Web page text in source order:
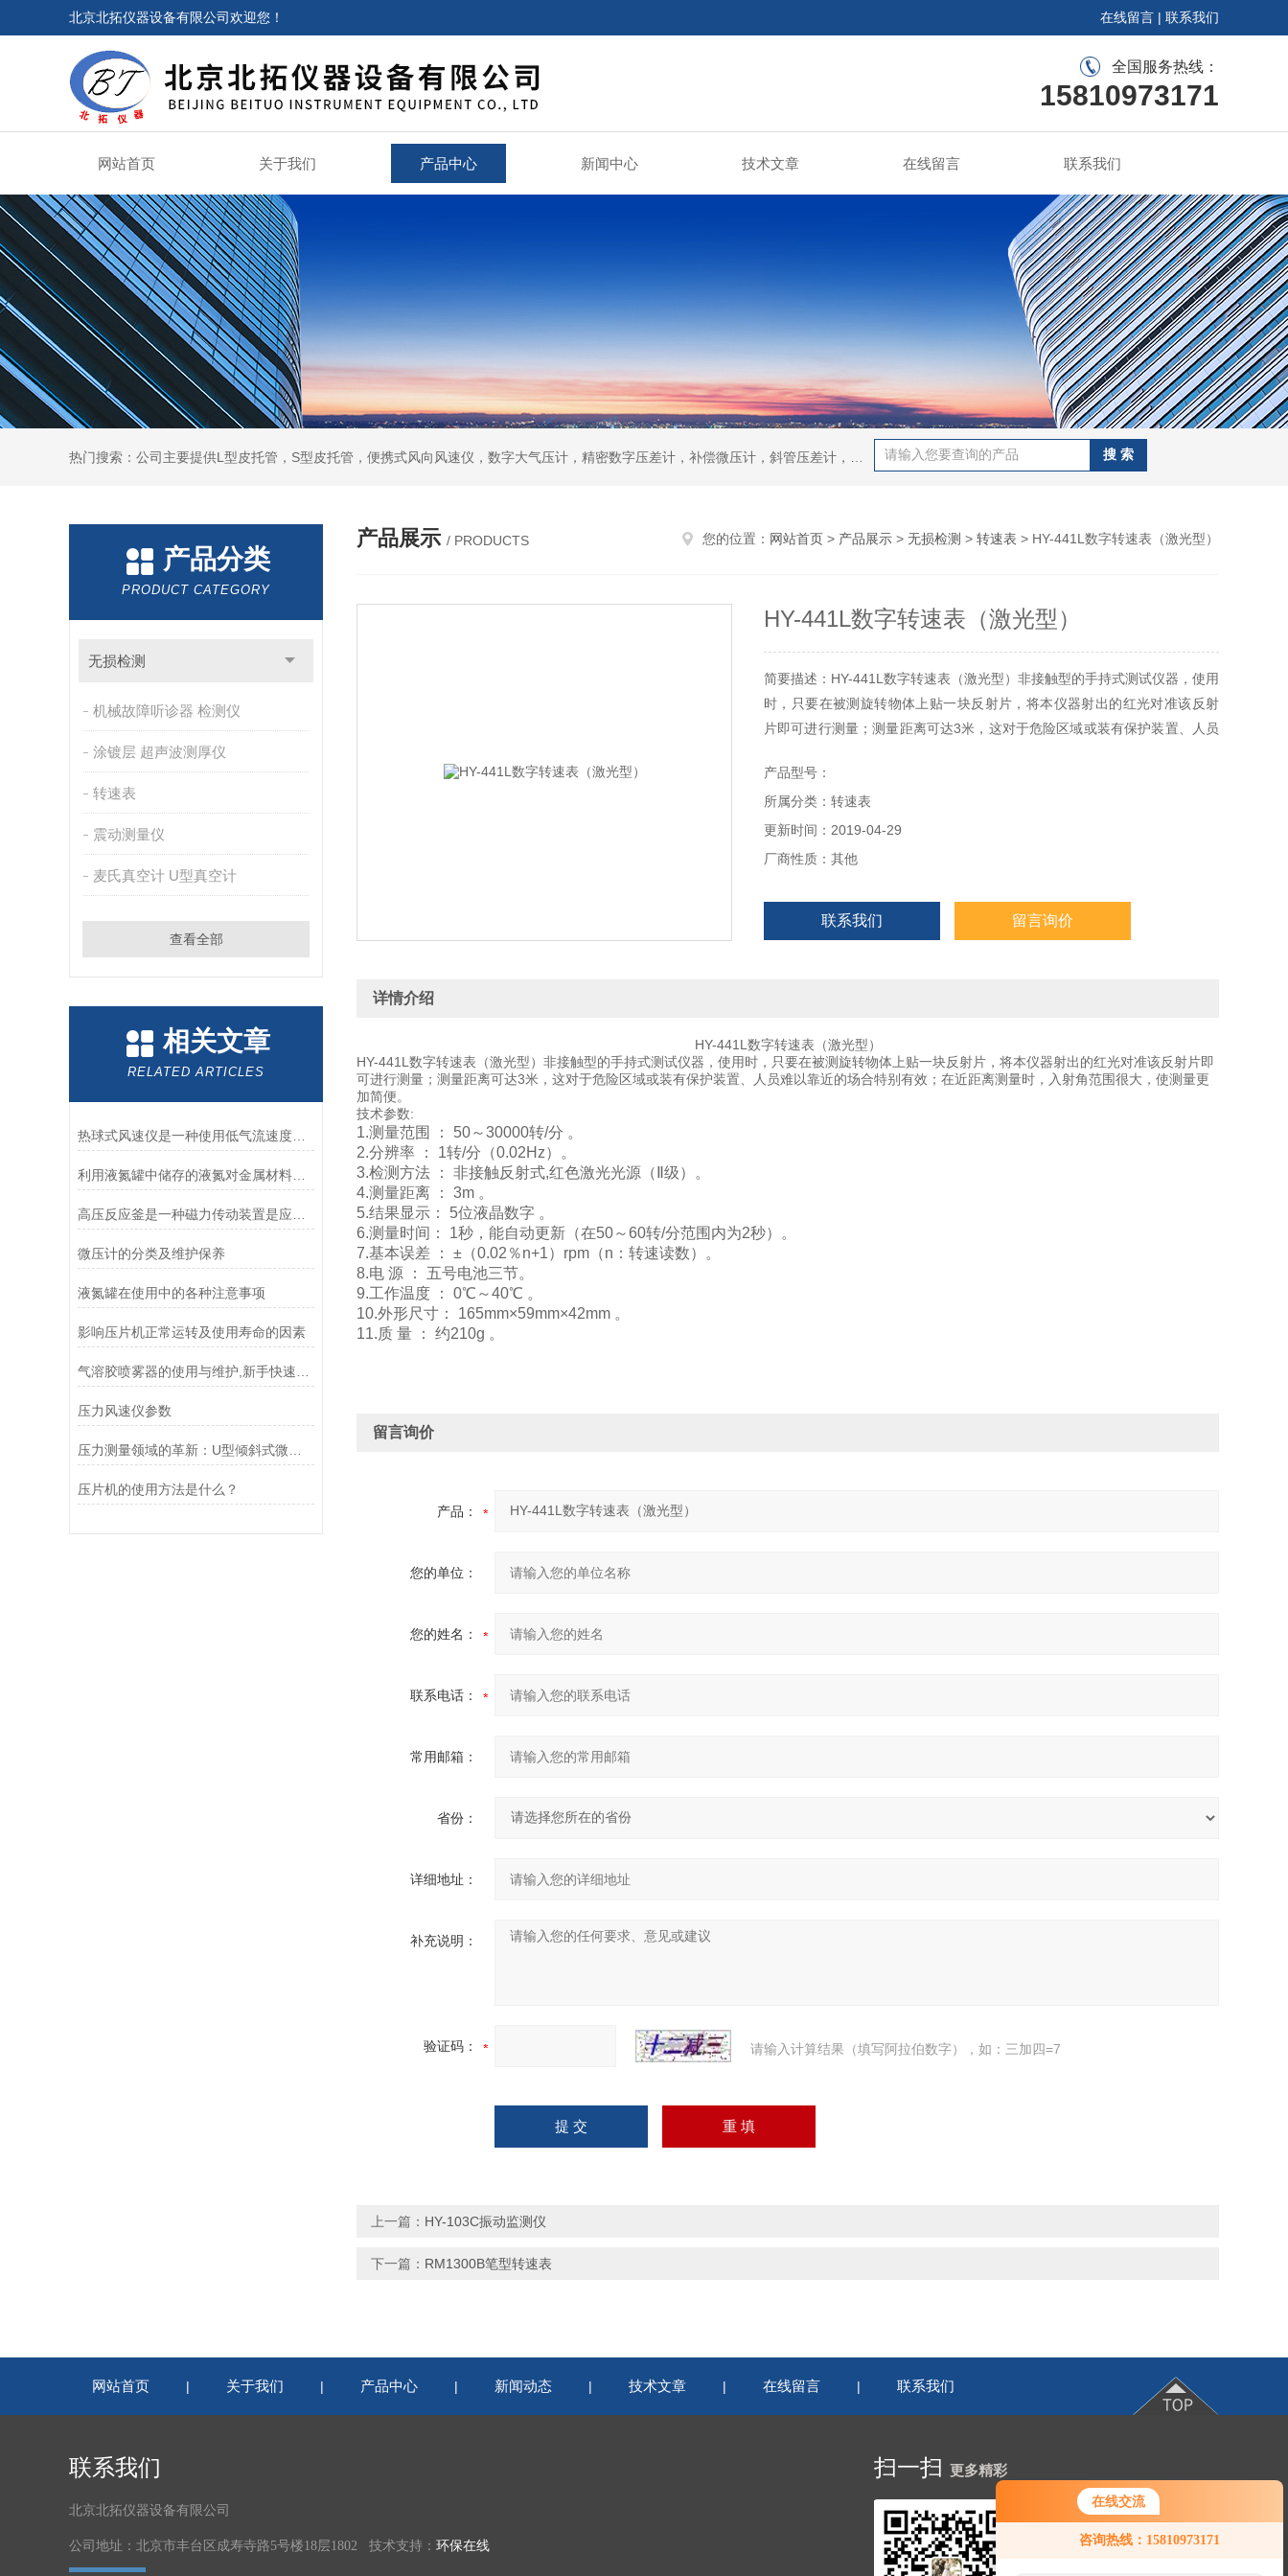
在线交流
咨询热线：15810973171
北京北拓仪器设备有限公司欢迎您！ 在线留言 | 联系我们
全国服务热线：
15810973171
网站首页 关于我们 产品中心 新闻中心 技术文章 在线留言 联系我们
产品分类
PRODUCT CATEGORY
无损检测
机械故障听诊器 检测仪
涂镀层 超声波测厚仪
转速表
震动测量仪
麦氏真空计 U型真空计
查看全部
相关文章
RELATED ARTICLES
热球式风速仪是一种使用低气流速度测试风速的仪器
利用液氮罐中储存的液氮对金属材料进行深冷处理
微压计的分类及维护保养
液氮罐在使用中的各种注意事项
影响压片机正常运转及使用寿命的因素
压力风速仪参数
压片机的使用方法是什么？
产品展示 / PRODUCTS 您的位置： 网站首页 > 产品展示 > 无损检测 > 转速表 > HY-441L数字转速表（激光型）
HY-441L数字转速表（激光型）
简要描述：HY-441L数字转速表（激光型）非接触型的手持式测试仪器，使用
时，只要在被测旋转物体上贴一块反射片，将本仪器射出的红光对准该反射
片即可进行测量；测量距离可达3米，这对于危险区域或装有保护装置、人员
简便。
产品型号：
所属分类：转速表
更新时间：2019-04-29
厂商性质：其他
联系我们 留言询价
详情介绍
HY-441L数字转速表（激光型）
HY-441L数字转速表（激光型）非接触型的手持式测试仪器，使用时，只要在被测旋转物体上贴一块反射片，将本仪器射出的红光对准该反射片即
可进行测量；测量距离可达3米，这对于危险区域或装有保护装置、人员难以靠近的场合特别有效；在近距离测量时，入射角范围很大，使测量更
加简便。
技术参数:
1.测量范围 ： 50～30000转/分 。
2.分辨率 ： 1转/分（0.02Hz）。
3.检测方法 ： 非接触反射式,红色激光光源（Ⅱ级）。
4.测量距离 ： 3m 。
5.结果显示： 5位液晶数字 。
6.测量时间： 1秒，能自动更新（在50～60转/分范围内为2秒）。
7.基本误差 ： ±（0.02％n+1）rpm（n：转速读数）。
8.电 源 ： 五号电池三节。
9.工作温度 ： 0℃～40℃ 。
10.外形尺寸： 165mm×59mm×42mm 。
11.质 量 ： 约210g 。
留言询价
产品：
您的单位：
您的姓名：
联系电话：
常用邮箱：
省份：
详细地址：
补充说明：
验证码： 请输入计算结果（填写阿拉伯数字），如：三加四=7
上一篇： HY-103C振动监测仪
下一篇： RM1300B笔型转速表
网站首页 | 关于我们 | 产品中心 | 新闻动态 | 技术文章 | 在线留言 | 联系我们
联系我们
北京北拓仪器设备有限公司
公司地址：北京市丰台区成寿寺路5号楼18层1802 技术支持： 环保在线
扫一扫 更多精彩